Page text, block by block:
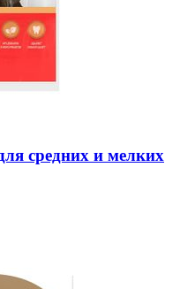
средних и мелких